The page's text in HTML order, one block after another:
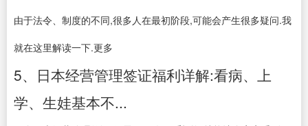
由于法令、制度的不同,很多人在最初阶段,可能会产生很多疑问.我
就在这里解读一下.更多
5、日本经营管理签证福利详解:看病、上
学、生娃基本不...